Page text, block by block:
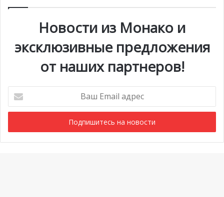
Новости из Монако и
эксклюзивные предложения
от наших партнеров!
Email
адрес